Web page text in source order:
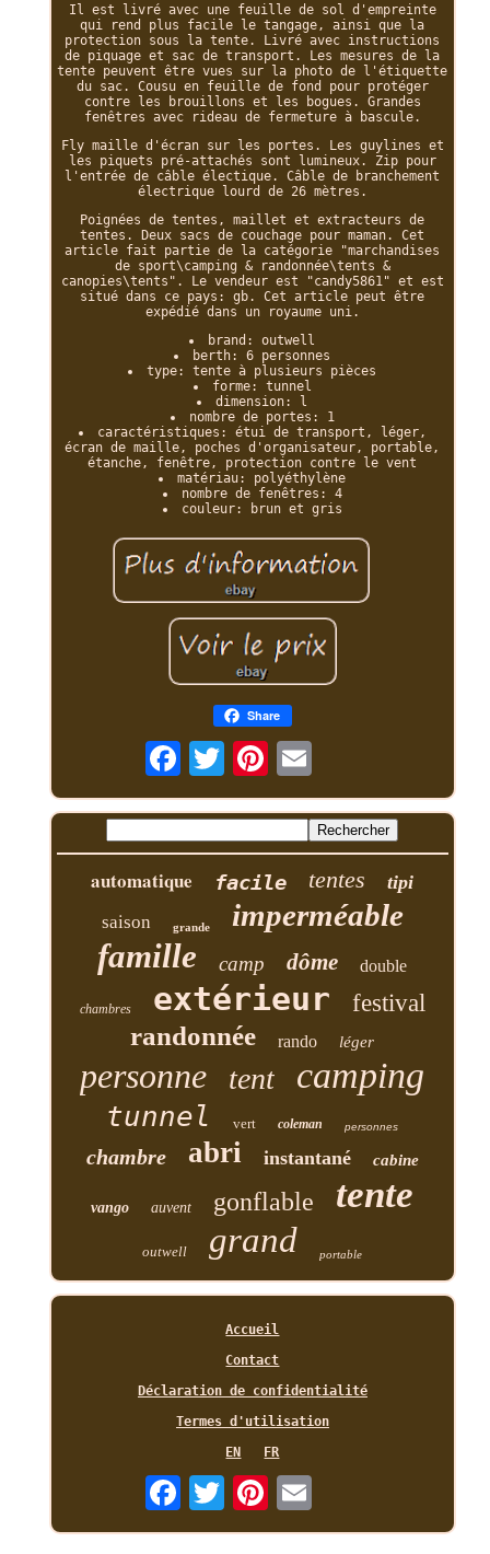
Il est livré avec une feuille de sol d'empreinte
qui rend plus facile le tangage, ainsi que la
protection sous la tente. Livré avec instructions
de piquage et sac de transport. Les mesures de la
tente peuvent être vues sur la photo de l'étiquette
du sac. Cousu en feuille de fond pour protéger
contre les brouillons et les bogues. Grandes
fenêtres avec rideau de fermeture à bascule.
Fly maille d'écran sur les portes. Les guylines et
les piquets pré-attachés sont lumineux. Zip pour
l'entrée de câble électique. Câble de branchement
électrique lourd de 26 mètres.
Poignées de tentes, maillet et extracteurs de
tentes. Deux sacs de couchage pour maman. Cet
article fait partie de la catégorie "marchandises
de sport\camping & randonnée\tents &
canopies\tents". Le vendeur est "candy5861" et est
situé dans ce pays: gb. Cet article peut être
expédié dans un royaume uni.
brand: outwell
berth: 6 personnes
type: tente à plusieurs pièces
forme: tunnel
dimension: l
nombre de portes: 1
caractéristiques: étui de transport, léger,
écran de maille, poches d'organisateur, portable,
étanche, fenêtre, protection contre le vent
matériau: polyéthylène
nombre de fenêtres: 4
couleur: brun et gris
Share
automatique facile tentes tipi
saison grande imperméable
famille camp dôme double
chambres extérieur festival
randonnée rando léger
personne tent camping
tunnel vert coleman personnes
chambre abri instantané cabine
vango auvent gonflable tente
outwell grand portable
Accueil
Contact
Déclaration de confidentialité
Termes d'utilisation
EN
FR